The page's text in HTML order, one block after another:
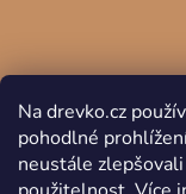
Na drevko.cz
pohodlné
neustále